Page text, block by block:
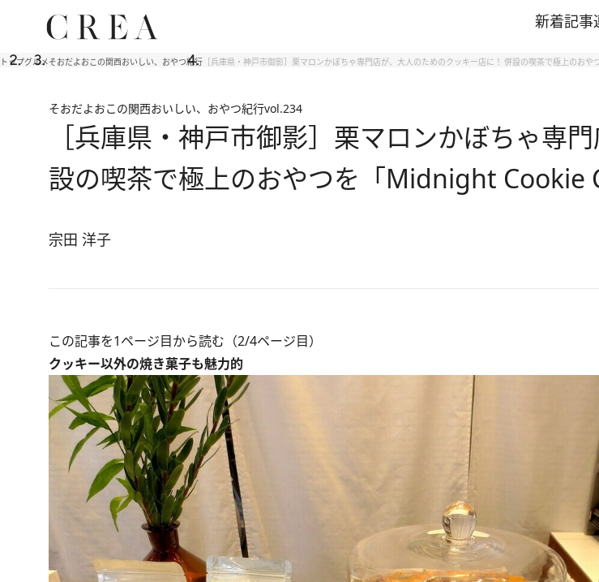
新着記事
トップグルメそおだよおこの関西おいしい、おやつ紀行 ［兵庫県・神戸市御影］栗マロンかぼちゃ専門店が、大人のためのクッキー店に！ 併設の喫茶で極上のおや
そおだよおこの関西おいしい、おやつ紀行vol.234
［兵庫県・神戸市御影］栗マロンかぼちゃ専
設の喫茶で極上のおやつを「Midnight Cookie
宗田 洋子
この記事を1ページ目から読む（2/4ページ目）
クッキー以外の焼き菓子も魅力的